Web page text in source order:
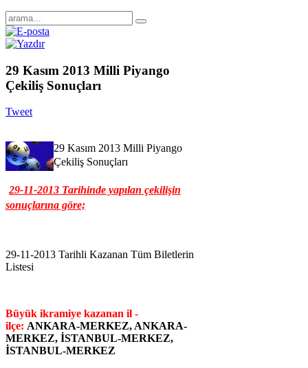
29 Kasım 2013 Milli Piyango
Çekiliş Sonuçları
Tweet
29 Kasım 2013 Milli Piyango
Çekiliş Sonuçları
29-11-2013 Tarihinde yapılan çekilişin
sonuçlarına göre;
29-11-2013 Tarihli Kazanan Tüm Biletlerin
Listesi
Büyük ikramiye kazanan il -
ilçe: ANKARA-MERKEZ, ANKARA-
MERKEZ, İSTANBUL-MERKEZ,
İSTANBUL-MERKEZ